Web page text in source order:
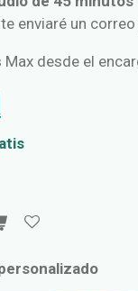
enviaré un
desde el